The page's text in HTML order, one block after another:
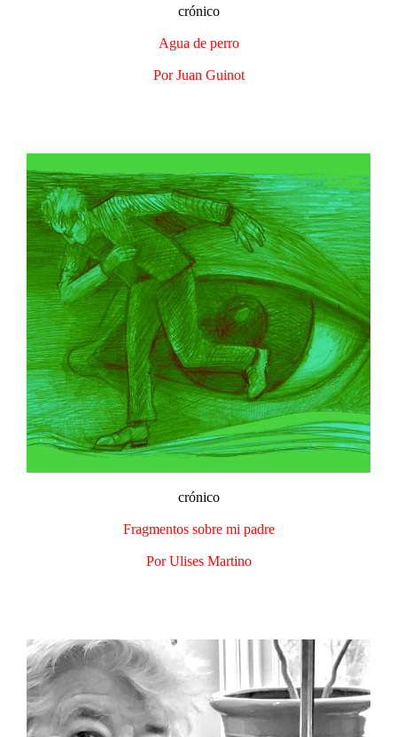
crónico
Agua de perro​
Por Juan Guinot​
crónico
Fragmentos sobre mi padre
Por Ulises Martino​